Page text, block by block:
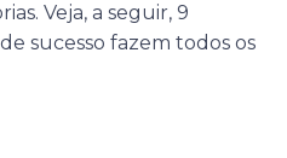
Veja, a seguir, 9
sucesso fazem todos os